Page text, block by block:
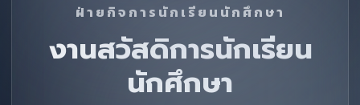
ฝ่ายกิจการนักเรียนนักศึกษา
งานสวัสดิการนักเรียน
นักศึกษา